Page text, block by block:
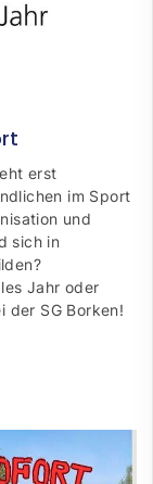
erst
im Sport
und
sich in
Jahr oder
der SG Borken!